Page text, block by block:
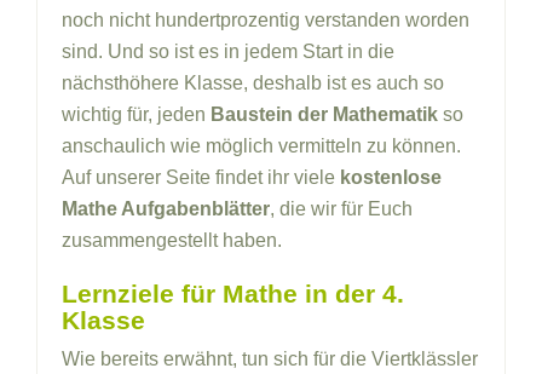
noch nicht hundertprozentig verstanden worden
sind. Und so ist es in jedem Start in die
nächsthöhere Klasse, deshalb ist es auch so
wichtig für, jeden Baustein der Mathematik so
anschaulich wie möglich vermitteln zu können.
Auf unserer Seite findet ihr viele kostenlose
Mathe Aufgabenblätter, die wir für Euch
zusammengestellt haben.
Lernziele für Mathe in der 4.
Klasse
Wie bereits erwähnt, tun sich für die Viertklässler